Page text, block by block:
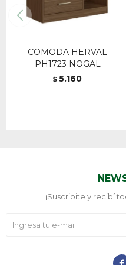
COMODA HERVAL
PH1723 NOGAL
$ 5.160
¡Suscribite y recibí